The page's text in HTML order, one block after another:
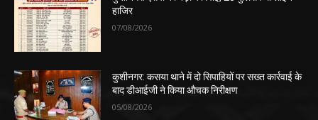
हाजिर
07/08/2026
कुशीनगर: कसया थाने में दो सिपाहियों पर सख्त कार्रवाई के
बाद डीआईजी ने किया औचक निरीक्षण
05/08/2026